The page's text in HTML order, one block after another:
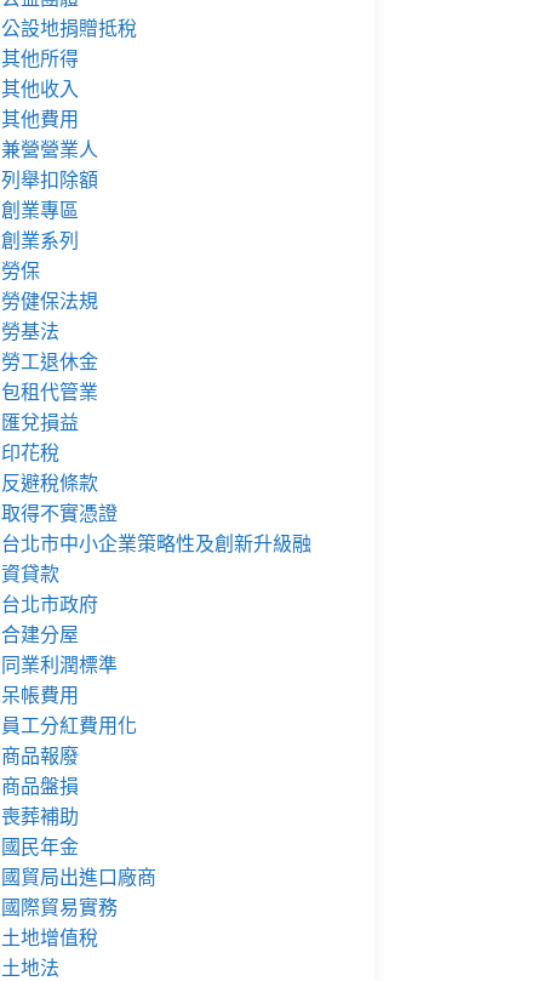
公設地捐贈抵稅
其他所得
其他收入
其他費用
兼營營業人
列舉扣除額
創業專區
創業系列
勞保
勞健保法規
勞基法
勞工退休金
包租代管業
匯兌損益
印花稅
反避稅條款
取得不實憑證
台北市中小企業策略性及創新升級融
資貸款
台北市政府
合建分屋
同業利潤標準
呆帳費用
員工分紅費用化
商品報廢
商品盤損
喪葬補助
國民年金
國貿局出進口廠商
國際貿易實務
土地增值稅
土地法